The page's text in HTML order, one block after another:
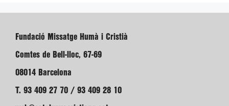
Fundació Missatge Humà i Cristià
Comtes de Bell-lloc, 67-69
08014 Barcelona
T. 93 409 27 70 / 93 409 28 10